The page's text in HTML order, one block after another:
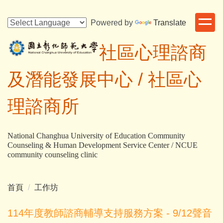
到
要
內
區
Powered by Translate
社區心理諮商
及潛能發展中心 / 社區心
理諮商所
National Changhua University of Education Community
Counseling & Human Development Service Center / NCUE
community counseling clinic
首頁 工作坊
114年度教師諮商輔導支持服務方案 - 9/12聲音